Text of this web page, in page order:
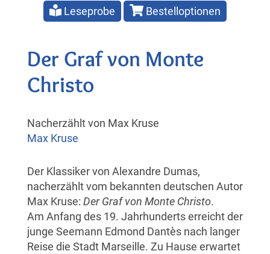
Leseprobe Bestelloptionen
Der Graf von Monte
Christo
Nacherzählt von Max Kruse
Max Kruse
Der Klassiker von Alexandre Dumas,
nacherzählt vom bekannten deutschen Autor
Max Kruse: Der Graf von Monte Christo.
Am Anfang des 19. Jahrhunderts erreicht der
junge Seemann Edmond Dantès nach langer
Reise die Stadt Marseille. Zu Hause erwartet